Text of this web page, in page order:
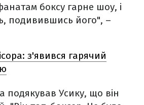
боксу гарне шоу, і
подивившись його", –
з'явився гарячий
подякував Усику, що він